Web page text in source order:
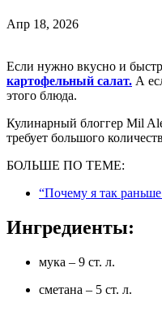
Апр 18, 2026
Если нужно вкусно и
картофельный салат. А
этого блюда.
Кулинарный блоггер Mil
требует большого
БОЛЬШЕ ПО ТЕМЕ:
“Почему я так
Ингредиенты:
мука – 9 ст. л.
сметана – 5 ст. л.